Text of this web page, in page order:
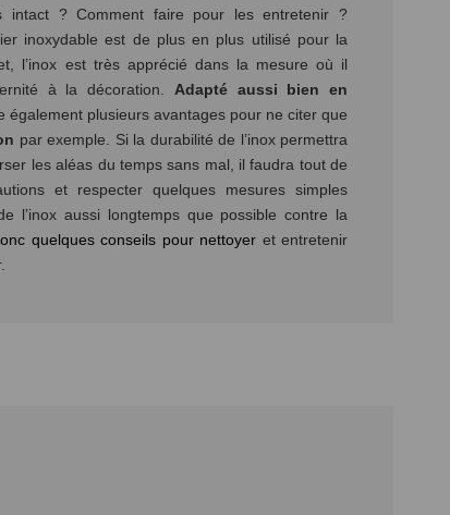
intact ? Comment faire pour les entretenir ?
inoxydable est de plus en plus utilisé pour la
l’inox est très apprécié dans la mesure où il
à la décoration. Adapté aussi bien en
également plusieurs avantages pour ne citer que
par exemple. Si la durabilité de l’inox permettra
les aléas du temps sans mal, il faudra tout de
et respecter quelques mesures simples
l’inox aussi longtemps que possible contre la
quelques conseils pour nettoyer et entretenir